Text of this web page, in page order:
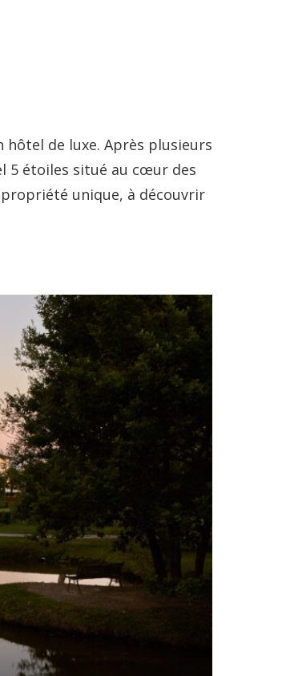
hôtel de luxe. Après plusieurs
5 étoiles situé au cœur des
unique, à découvrir